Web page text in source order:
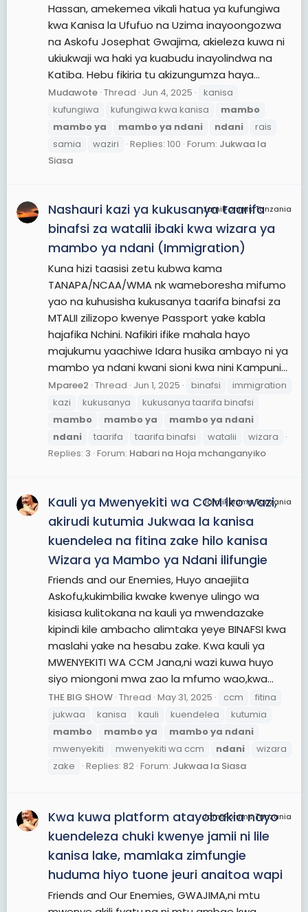
Hassan, amekemea vikali hatua ya kufungiwa
kwa Kanisa la Ufufuo na Uzima inayoongozwa
na Askofu Josephat Gwajima, akieleza kuwa ni
ukiukwaji wa haki ya kuabudu inayolindwa na
Katiba. Hebu fikiria tu akizungumza haya...
Mudawote Thread Jun 4, 2025
kanisa
kufungiwa
kufungiwa kwa kanisa
mambo
mamboya mamboya ndani ndani
rais
samia
waziri Replies: 100 Forum: Jukwaa la
Siasa
JamiiForums Tanzania
Nashauri kazi ya kukusanya taarifa
binafsi za watalii ibaki kwa wizara ya
mambo ya ndani (Immigration)
Kuna hizi taasisi zetu kubwa kama
TANAPA/NCAA/WMA nk wameboresha mifumo
yao na kuhusisha kukusanya taarifa binafsi za
MTALII zilizopo kwenye Passport yake kabla
hajafika Nchini. Nafikiri ifike mahala hayo
majukumu yaachiwe Idara husika ambayo ni ya
mambo ya ndani kwani sioni kwa nini Kampuni...
Mparee2 Thread Jun 1, 2025 binafsi
immigration
kazi
kukusanya
kukusanya taarifa binafsi
mambo
mamboya mamboya ndani
ndani
taarifa taarifa binafsi watalii
wizara
Replies: 3 Forum: Habari na Hoja mchanganyiko
JamiiForums Tanzania
Kauli ya Mwenyekiti wa CCM iko wazi,
akirudi kutumia Jukwaa la kanisa
kuendelea na fitina zake hilo kanisa
Wizara ya Mambo ya Ndani ilifungie
Friends and our Enemies, Huyo anaejiita
Askofu,kukimbilia kwake kwenye ulingo wa
kisiasa kulitokana na kauli ya mwendazake
kipindi kile ambacho alimtaka yeye BINAFSI kwa
maslahi yake na hesabu zake. Kwa kauli ya
MWENYEKITI WA CCM Jana,ni wazi kuwa huyo
siyo miongoni mwa zao la mfumo wao,kwa...
THE BIG SHOW Thread May 31, 2025 ccm
fitina
jukwaa
kanisa kauli kuendelea
kutumia
mambo
mamboya mamboya ndani
mwenyekiti
mwenyekiti wa ccm ndani
wizara
zake
Replies: 82 Forum: Jukwaa la Siasa
JamiiForums Tanzania
Kwa kuwa platform atayobakia nayo
kuendeleza chuki kwenye jamii ni lile
kanisa lake, mamlaka zimfungie
huduma hiyo tuone jeuri anaitoa wapi
Friends and Our Enemies, GWAJIMA,ni mtu